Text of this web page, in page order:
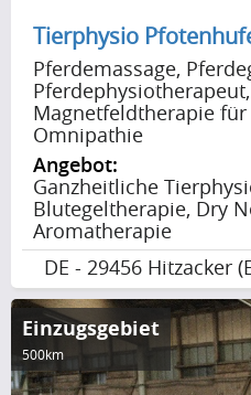
Tierphysio
Pferdemassage,
Magnetfeldtherapie
Omnipathie
Angebot:
Ganzheitliche
Blutegeltherapie, Dry
Aromatherapie
DE - 29456 Hitzacker
Einzugsgebiet
500km